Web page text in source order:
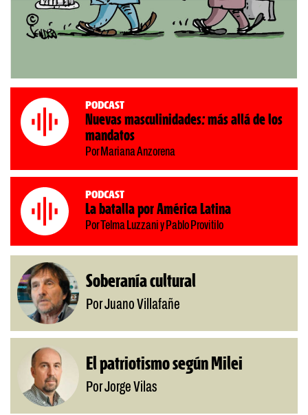
Podcast
Nuevas masculinidades: más allá de los
mandatos
Por Mariana Anzorena
Podcast
La batalla por América Latina
Por Telma Luzzani y Pablo Provitilo
Soberanía cultural
Por Juano Villafañe
El patriotismo según Milei
Por Jorge Vilas